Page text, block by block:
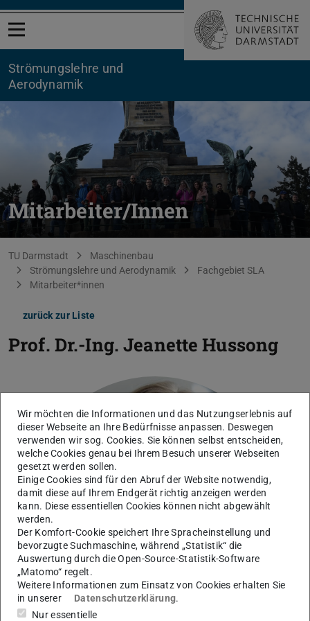
Menü öffnen
Strömungslehre und
Aerodynamik
Mitarbeiter/Innen
Sie befinden sich hier:
TU Darmstadt
Maschinenbau
Strömungslehre und Aerodynamik
Fachgebiet SLA
Mitarbeiter*innen
zurück zur Liste
Prof. Dr.-Ing. Jeanette Hussong
Wir möchten die Informationen und das Nutzungserlebnis auf
dieser Webseite an Ihre Bedürfnisse anpassen. Deswegen
verwenden wir sog. Cookies. Sie können selbst entscheiden,
welche Cookies genau bei Ihrem Besuch unserer Webseiten
gesetzt werden sollen.
Einige Cookies sind für den Abruf der Website notwendig,
damit diese auf Ihrem Endgerät richtig anzeigen werden
kann. Diese essentiellen Cookies können nicht abgewählt
werden.
Der Komfort-Cookie speichert Ihre Spracheinstellung und
bevorzugte Suchmaschine, während „Statistik“ die
Auswertung durch die Open-Source-Statistik-Software
„Matomo“ regelt.
Weitere Informationen zum Einsatz von Cookies erhalten Sie
in unserer
Datenschutzerklärung.
Nur essentielle